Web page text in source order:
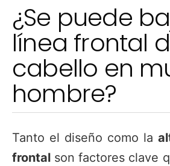
¿Se puede
línea frontal
cabello en
hombre?
Tanto el diseño como la
frontal son factores clave